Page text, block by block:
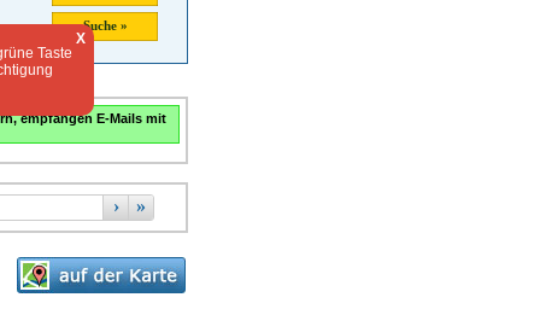
Suche »
empfangen E-Mails mit
› »
Taste
X